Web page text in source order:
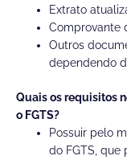
Extrato
Comprovante
Outros
dependendo
Quais os requisitos
o FGTS?
Possuir pelo
do FGTS, que